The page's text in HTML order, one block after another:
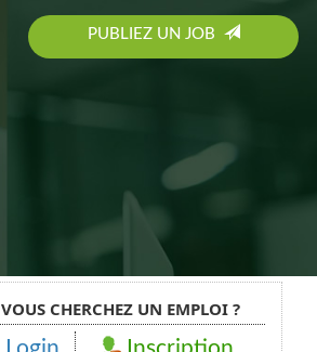
PUBLIEZ UN JOB
VOUS CHERCHEZ UN EMPLOI ?